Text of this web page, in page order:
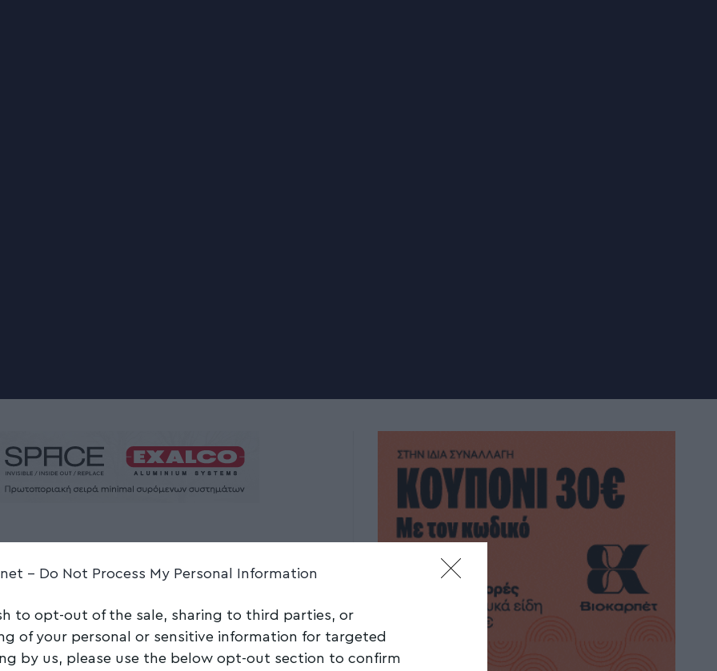
- Do Not Process My Personal Information
to opt-out of the sale, sharing to third parties, or
of your personal or sensitive information for targeted
by us, please use the below opt-out section to confirm
συστήνει για
της σε ένα γλυκό